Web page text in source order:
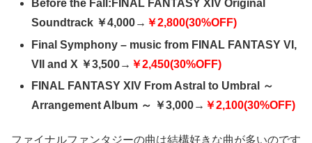
Before the Fall:FINAL FANTASY XIV Original
Soundtrack ￥4,000→ ￥2,800(30%OFF)
Final Symphony – music from FINAL FANTASY VI,
VII and X ￥3,500→ ￥2,450(30%OFF)
FINAL FANTASY XIV From Astral to Umbral ～
Arrangement Album ～ ￥3,000→ ￥2,100(30%OFF)
ファイナルファンタジーの曲は結構好きな曲が多いのです